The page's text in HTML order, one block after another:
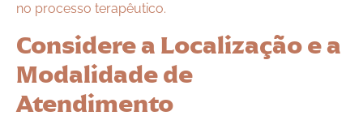
no processo terapêutico.
Considere a Localização e a
Modalidade de
Atendimento